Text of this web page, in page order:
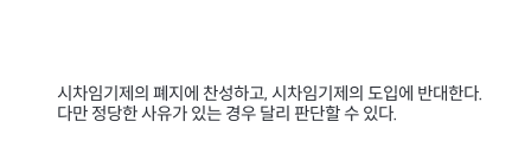
시차임기제의 폐지에 찬성하고, 시차임기제의 도입에 반대한다.
다만 정당한 사유가 있는 경우 달리 판단할 수 있다.